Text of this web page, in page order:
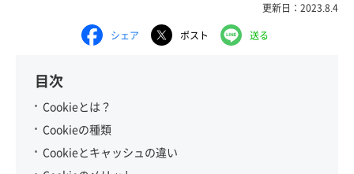
更新日：2023.8.4
シェア ポスト 送る
目次
Cookieとは？
Cookieの種類
Cookieとキャッシュの違い